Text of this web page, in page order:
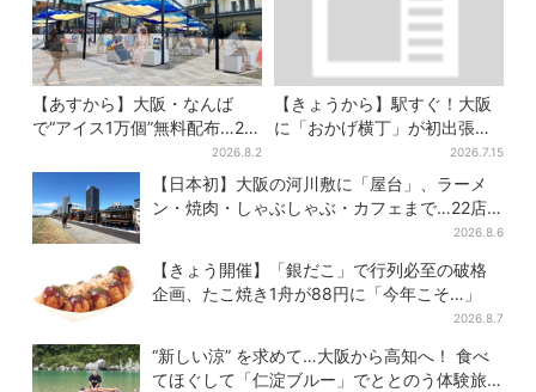
【あすから】大阪・なんば
で“アイス1万個”無料配布…2日
間限定で、ロッテの人気商品
もらえる
2026.8.2
【きょうから】駅すぐ！大阪
に「おかげ横丁」が初出張、
現地グルメに初日から行列…
お目当ては？
2026.7.15
【日本初】大阪の河川敷に「屋台」、ラーメ
ン・焼肉・しゃぶしゃぶ・カフェまで…22店
2026.8.6
【きょう開催】「銀だこ」で行列必至の破格
企画、たこ焼き1舟が88円に「今年こそ…」
2026.8.7
“新しい涼” を求めて…大阪から高知へ！ 食べ
てほぐして「仁淀ブルー」でととのう体験旅